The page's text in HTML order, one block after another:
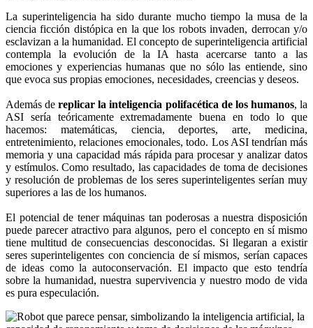
La superinteligencia ha sido durante mucho tiempo la musa de la
ciencia ficción distópica en la que los robots invaden, derrocan y/o
esclavizan a la humanidad. El concepto de superinteligencia artificial
contempla la evolución de la IA hasta acercarse tanto a las
emociones y experiencias humanas que no sólo las entiende, sino
que evoca sus propias emociones, necesidades, creencias y deseos.
Además dereplicar la inteligencia polifacética de los humanos, la
ASI sería teóricamente extremadamente buena en todo lo que
hacemos: matemáticas, ciencia, deportes, arte, medicina,
entretenimiento, relaciones emocionales, todo. Los ASI tendrían más
memoria y una capacidad más rápida para procesar y analizar datos
y estímulos. Como resultado, las capacidades de toma de decisiones
y resolución de problemas de los seres superinteligentes serían muy
superiores a las de los humanos.
El potencial de tener máquinas tan poderosas a nuestra disposición
puede parecer atractivo para algunos, pero el concepto en sí mismo
tiene multitud de consecuencias desconocidas. Si llegaran a existir
seres superinteligentes con conciencia de sí mismos, serían capaces
de ideas como la autoconservación. El impacto que esto tendría
sobre la humanidad, nuestra supervivencia y nuestro modo de vida
es pura especulación.